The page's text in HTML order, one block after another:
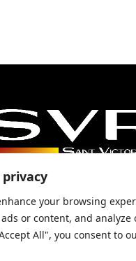
your browsing
or content, and analyze
All", you consent to
37 rue Roger
Marseille